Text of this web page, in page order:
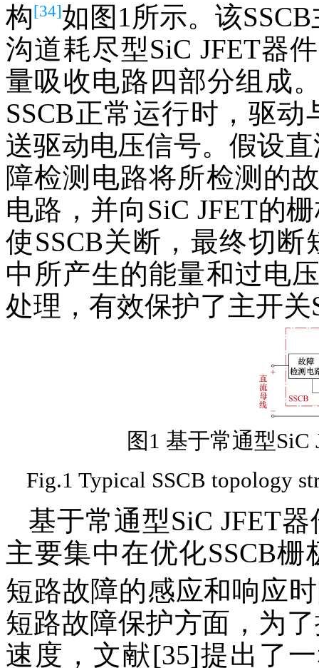
构[34]如图1所示。该
沟道耗尽型SiC JFET器
量吸收电路四部分组成
SSCB正常运行时，驱
送驱动电压信号。假设
障检测电路将所检测的
电路，并向SiC JFET的
使SSCB关断，最终切
中所产生的能量和过电
处理，有效保护了主开关
图1 基于常通型SiC
Fig.1 Typical SSCB topology
基于常通型SiC JFET
主要集中在优化SSCB
短路故障的感应和响应
短路故障保护方面，为
速度，文献[35]提出了